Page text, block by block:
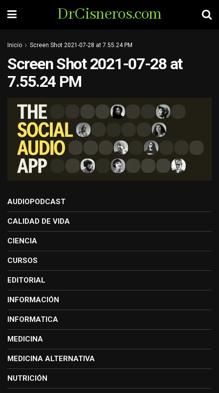
DrCisneros.com
Inicio Screen Shot 2021-07-28 at 7.55.24 PM
Screen Shot 2021-07-28 at
7.55.24 PM
AUDIOPODCAST
CALIDAD DE VIDA
CIENCIA
CURSOS
EDITORIAL
INFORMACIÓN
INFORMATICA
MEDICINA
MEDICINA ALTERNATIVA
NUTRICIÓN